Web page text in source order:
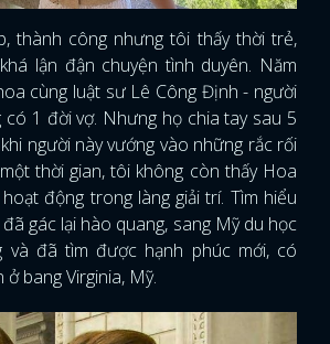
thành công nhưng tôi thấy thời trẻ,
lận đận chuyện tình duyên. Năm
cùng luật sư Lê Công Định - người
1 đời vợ. Nhưng họ chia tay sau 5
người này vướng vào những rắc rối
thời gian, tôi không còn thấy Hoa
động trong làng giải trí. Tìm hiểu
gác lại hào quang, sang Mỹ du học
và đã tìm được hạnh phúc mới, có
bang Virginia, Mỹ.